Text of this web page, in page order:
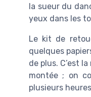
la sueur du
yeux dans les
Le kit de
quelques
de plus. C’est
montée ; on
plusieurs